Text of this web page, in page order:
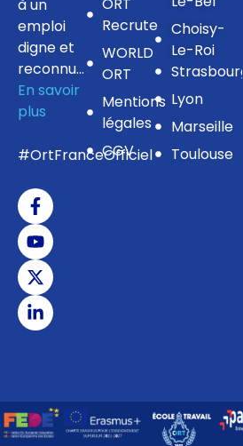
à un
emploi
digne et
reconnu…
En savoir
plus
#OrtFranceOfficiel
Recrute
WORLD
ORT
Mentions
légales
CGV
Choisy-
Le-Roi
Strasbourg
Lyon
Marseille
Toulouse